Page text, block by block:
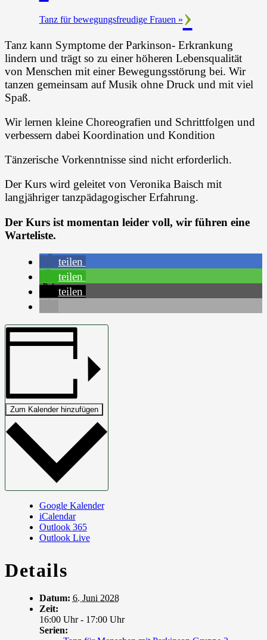
Tanz für bewegungsfreudige Frauen »
Tanz kann Symptome der Parkinson- Erkrankung
lindern und trägt so zu einer höheren Lebensqualität
von Menschen mit einer Bewegungsstörung bei. Wir
tanzen gemeinsam auf Musik ohne Druck und mit viel
Spaß.
Wir lernen kleine Choreografien und Schrittfolgen und
verbessern dabei Koordination und Kondition
Tänzerische Vorkenntnisse sind nicht erforderlich.
Der Kurs wird geleitet von Veronika Baisch mit
langjähriger tanzpädagogischer Erfahrung.
Der Kurs ist momentan leider voll, wir führen eine
Warteliste.
teilen
teilen
teilen
Zum Kalender hinzufügen
Google Kalender
iCalendar
Outlook 365
Outlook Live
Details
Datum: 6. Juni 2028
Zeit:
16:00 Uhr - 17:00 Uhr
Serien: